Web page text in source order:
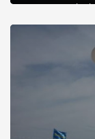
запрошую